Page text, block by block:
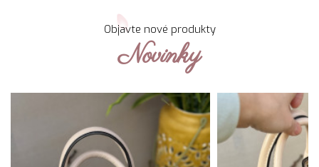
Objavte nové produkty
Novinky